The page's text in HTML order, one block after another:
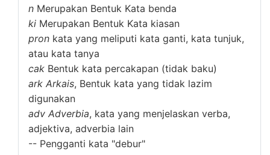
n Merupakan Bentuk Kata benda
ki Merupakan Bentuk Kata kiasan
pron kata yang meliputi kata ganti, kata tunjuk,
atau kata tanya
cak Bentuk kata percakapan (tidak baku)
ark Arkais, Bentuk kata yang tidak lazim
digunakan
adv Adverbia, kata yang menjelaskan verba,
adjektiva, adverbia lain
-- Pengganti kata "debur"